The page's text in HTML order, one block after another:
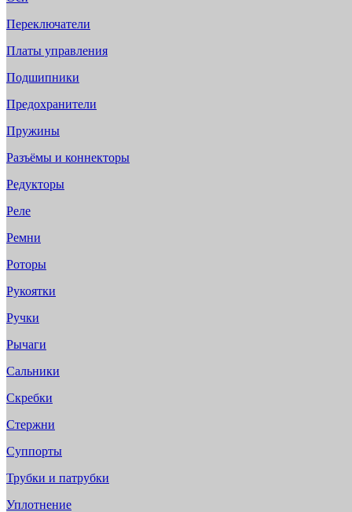
Переключатели
Платы управления
Подшипники
Предохранители
Пружины
Разъёмы и коннекторы
Редукторы
Реле
Ремни
Роторы
Рукоятки
Ручки
Рычаги
Сальники
Скребки
Стержни
Суппорты
Трубки и патрубки
Уплотнение